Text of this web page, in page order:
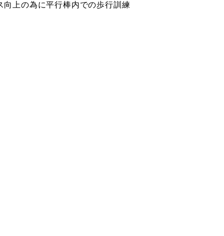
上の為に平行棒内での歩行訓練